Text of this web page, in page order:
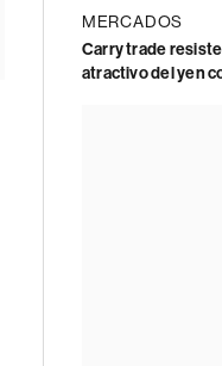
MERCADOS
Carry trade
atractivo del yen